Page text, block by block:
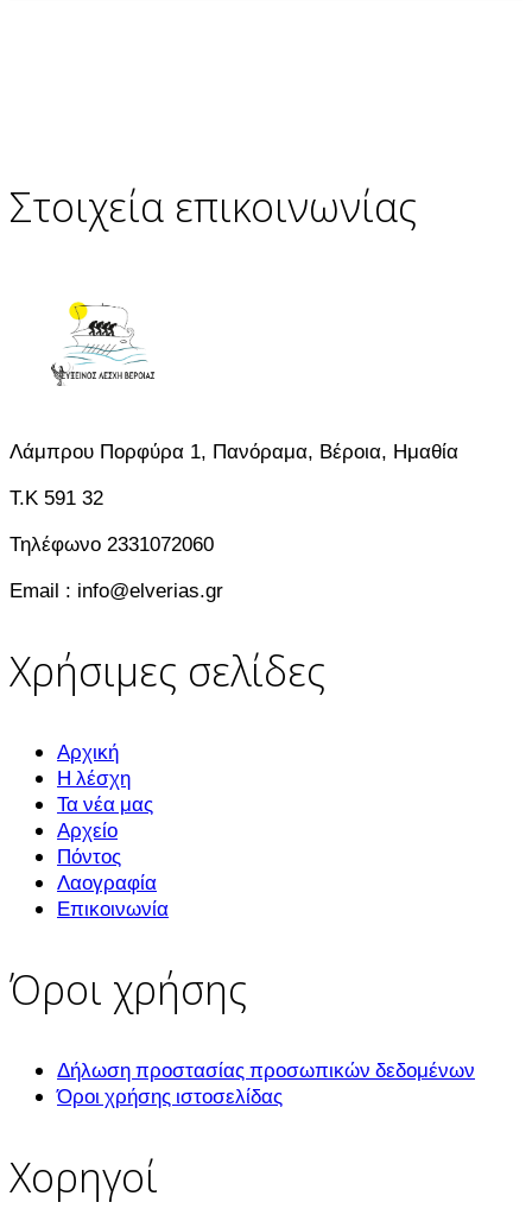
Στοιχεία επικοινωνίας
Λάμπρου Πορφύρα 1, Πανόραμα, Βέροια, Ημαθία
T.K 591 32
Τηλέφωνο 2331072060
Email : info@elverias.gr
Χρήσιμες σελίδες
Αρχική
Η λέσχη
Τα νέα μας
Αρχείο
Πόντος
Λαογραφία
Επικοινωνία
Όροι χρήσης
Δήλωση προστασίας προσωπικών δεδομένων
Όροι χρήσης ιστοσελίδας
Χορηγοί